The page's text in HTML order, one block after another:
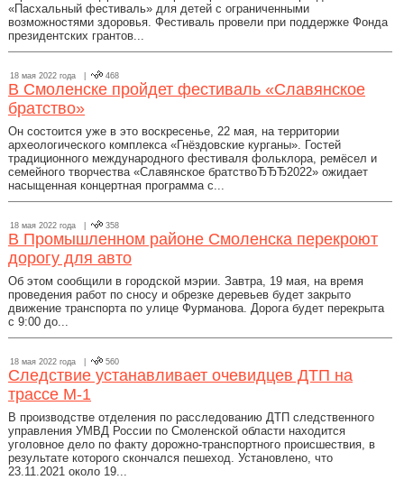
«Пасхальный фестиваль» для детей с ограниченными
возможностями здоровья. Фестиваль провели при поддержке Фонда
президентских грантов...
18 мая 2022 года | 468
В Смоленске пройдет фестиваль «Славянское
братство»
Он состоится уже в это воскресенье, 22 мая, на территории
археологического комплекса «Гнёздовские курганы». Гостей
традиционного международного фестиваля фольклора, ремёсел и
семейного творчества «Славянское братствоЂЂЂ2022» ожидает
насыщенная концертная программа с...
18 мая 2022 года | 358
В Промышленном районе Смоленска перекроют
дорогу для авто
Об этом сообщили в городской мэрии. Завтра, 19 мая, на время
проведения работ по сносу и обрезке деревьев будет закрыто
движение транспорта по улице Фурманова. Дорога будет перекрыта
с 9:00 до...
18 мая 2022 года | 560
Следствие устанавливает очевидцев ДТП на
трассе М-1
В производстве отделения по расследованию ДТП следственного
управления УМВД России по Смоленской области находится
уголовное дело по факту дорожно-транспортного происшествия, в
результате которого скончался пешеход. Установлено, что
23.11.2021 около 19...